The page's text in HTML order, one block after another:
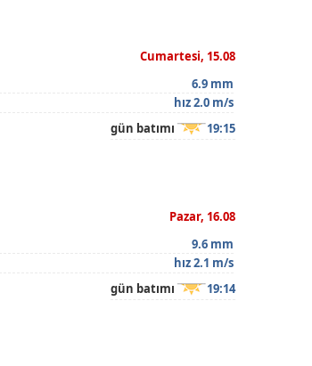
Cumartesi, 15.08
6.9 mm
hız 2.0 m/s
gün batımı 19:15
Pazar, 16.08
9.6 mm
hız 2.1 m/s
gün batımı 19:14